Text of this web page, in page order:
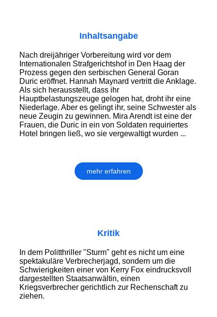
Inhaltsangabe
Nach dreijähriger Vorbereitung wird vor dem
Internationalen Strafgerichtshof in Den Haag der
Prozess gegen den serbischen General Goran
Duric eröffnet. Hannah Maynard vertritt die Anklage.
Als sich herausstellt, dass ihr
Hauptbelastungszeuge gelogen hat, droht ihr eine
Niederlage. Aber es gelingt ihr, seine Schwester als
neue Zeugin zu gewinnen. Mira Arendt ist eine der
Frauen, die Duric in ein von Soldaten requiriertes
Hotel bringen ließ, wo sie vergewaltigt wurden ...
mehr erfahren
Kritik
In dem Politthriller "Sturm" geht es nicht um eine
spektakuläre Verbrecherjagd, sondern um die
Schwierigkeiten einer von Kerry Fox eindrucksvoll
dargestellten Staatsanwältin, einen
Kriegsverbrecher gerichtlich zur Rechenschaft zu
ziehen.